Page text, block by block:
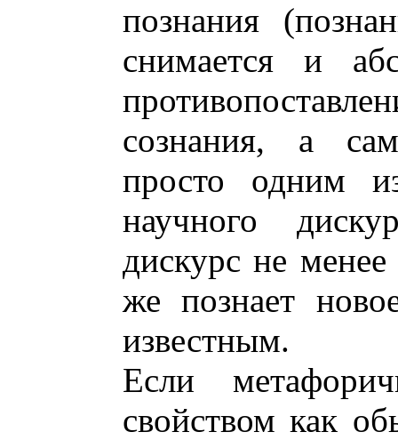
познания
снимается и
сознания, а
просто одним
научного
дискурс не
же познает
известным.
Если
свойством как